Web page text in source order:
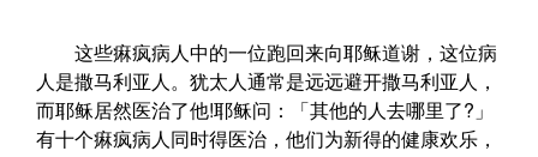
这些痳疯病人中的一位跑回来向耶稣道谢，这位病
人是撒马利亚人。犹太人通常是远远避开撒马利亚人，
而耶稣居然医治了他!耶稣问：「其他的人去哪里了?」
有十个痳疯病人同时得医治，他们为新得的健康欢乐，